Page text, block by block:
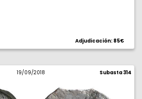
Adjudicación: 85€
19/09/2018 Subasta 314